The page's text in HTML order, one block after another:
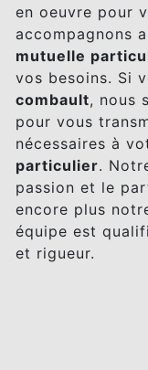
en oeuvre pour
accompagnons
mutuelle
vos besoins. Si
combault, nous
pour vous
nécessaires à
particulier.
passion et le
encore plus
équipe est
et rigueur.